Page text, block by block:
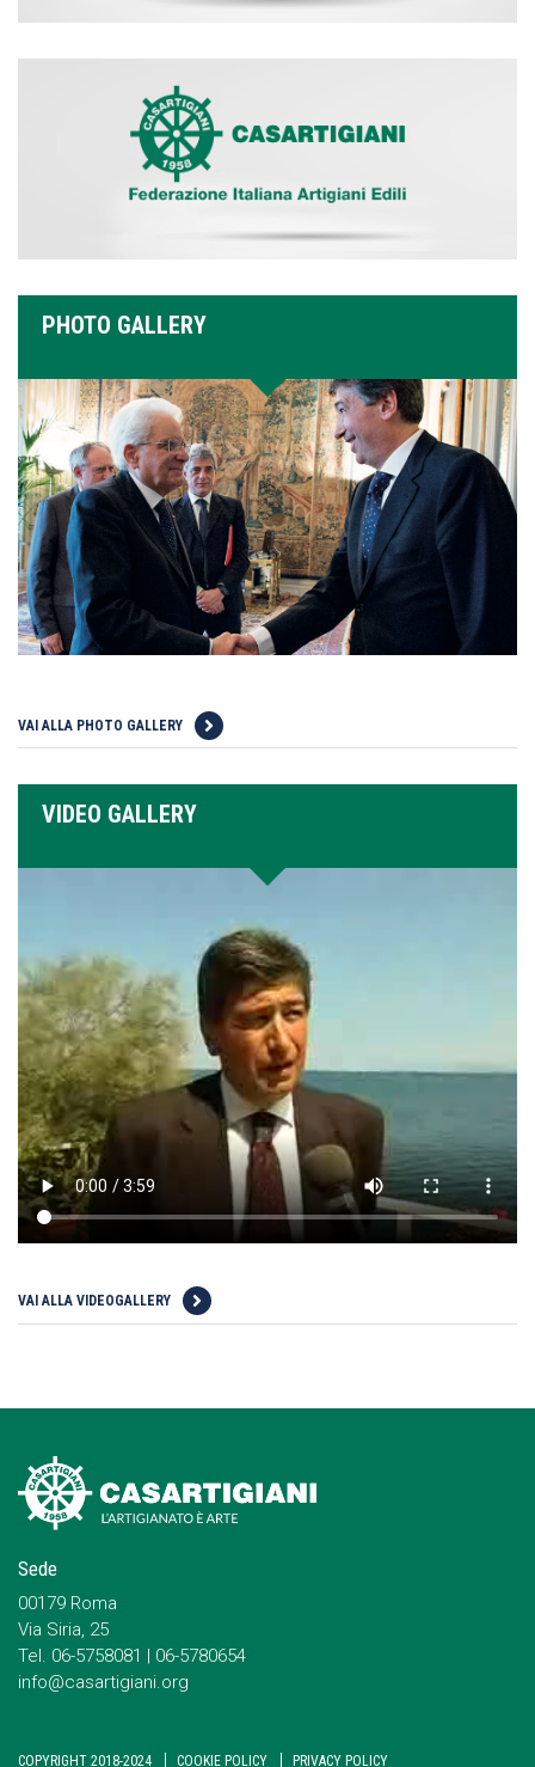
PHOTO GALLERY
VAI ALLA PHOTO GALLERY
VIDEO GALLERY
VAI ALLA VIDEOGALLERY
Sede
00179 Roma
Via Siria, 25
Tel. 06-5758081 | 06-5780654
info@casartigiani.org
COPYRIGHT 2018-2024 COOKIE POLICY PRIVACY POLICY